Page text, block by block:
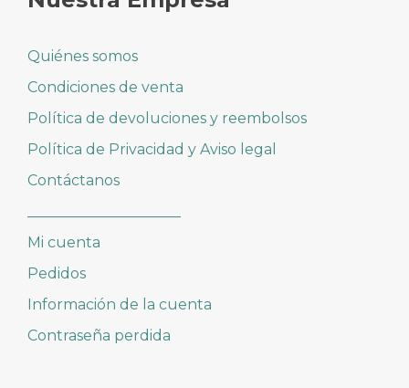
Quiénes somos
Condiciones de venta
Política de devoluciones y reembolsos
Política de Privacidad y Aviso legal
Contáctanos
Mi cuenta
Pedidos
Información de la cuenta
Contraseña perdida